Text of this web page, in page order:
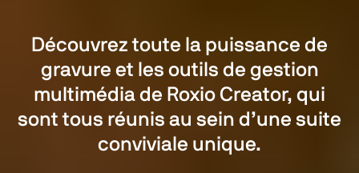
Découvrez toute la puissance de
gravure et les outils de gestion
multimédia de Roxio Creator, qui
sont tous réunis au sein d’une suite
conviviale unique.